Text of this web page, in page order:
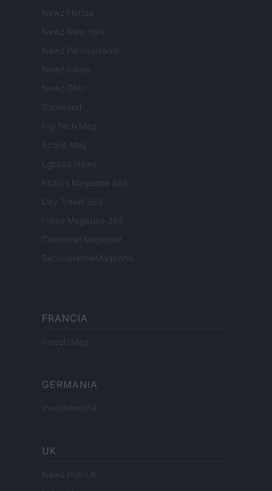
Newz Florida
Newz New York
Newz Pennsylvania
Newz Illinois
Newz Ohio
Gameland
Hig Tech Mag
Scoop Mag
Lgbtqia News
Motors Magazine 365
Day Travel 365
Home Magazine 365
Cineverse Magazine
SecondHomeMagazine
FRANCIA
InvestirMag
GERMANIA
Investieren24
UK
News Hub UK